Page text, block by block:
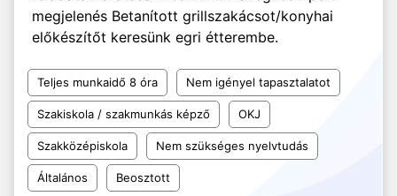
megjelenés Betanított grillszakácsot/konyhai
előkészítőt keresünk egri étterembe.
Teljes munkaidő 8 óra Nem igényel tapasztalatot
Szakiskola / szakmunkás képző OKJ
Szakközépiskola Nem szükséges nyelvtudás
Általános Beosztott